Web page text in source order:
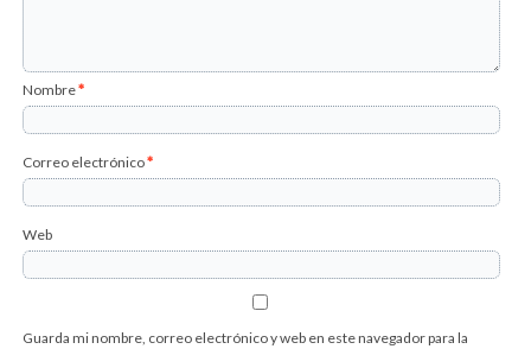
Nombre*
Correo electrónico*
Web
Guarda mi nombre, correo electrónico y web en este navegador para la